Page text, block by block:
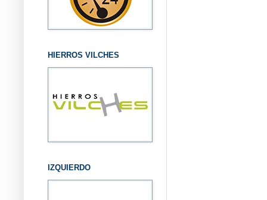
HIERROS VILCHES
IZQUIERDO